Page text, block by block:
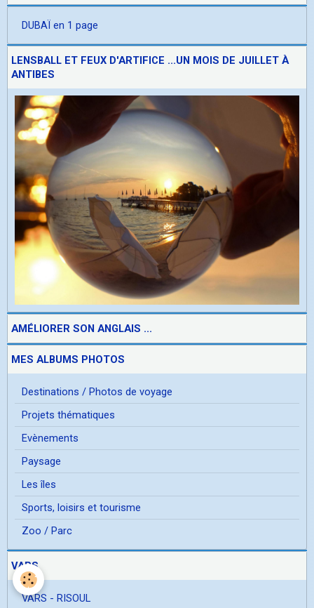
DUBAÏ en 1 page
LENSBALL ET FEUX D'ARTIFICE ...UN MOIS DE JUILLET À
ANTIBES
AMÉLIORER SON ANGLAIS ...
MES ALBUMS PHOTOS
Destinations / Photos de voyage
Projets thématiques
Evènements
Paysage
Les îles
Sports, loisirs et tourisme
Zoo / Parc
VARS
VARS - RISOUL